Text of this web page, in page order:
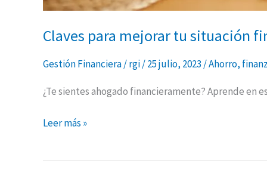
Claves para mejorar tu situación
Gestión Financiera/rgi/25 julio, 2023 /Ahorro,
¿Te sientes ahogado financieramente? Aprende
Leer más »